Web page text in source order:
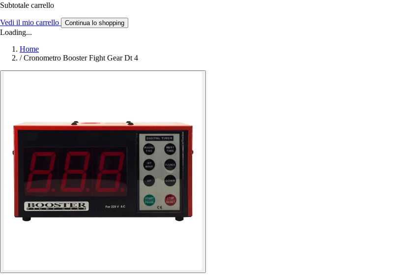
Subtotale carrello
Vedi il mio carrello Continua lo shopping
Loading...
Home
/ Cronometro Booster Fight Gear Dt 4